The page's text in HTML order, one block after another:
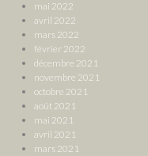
mai 2022
avril 2022
mars 2022
février 2022
décembre 2021
novembre 2021
octobre 2021
août 2021
mai 2021
avril 2021
mars 2021